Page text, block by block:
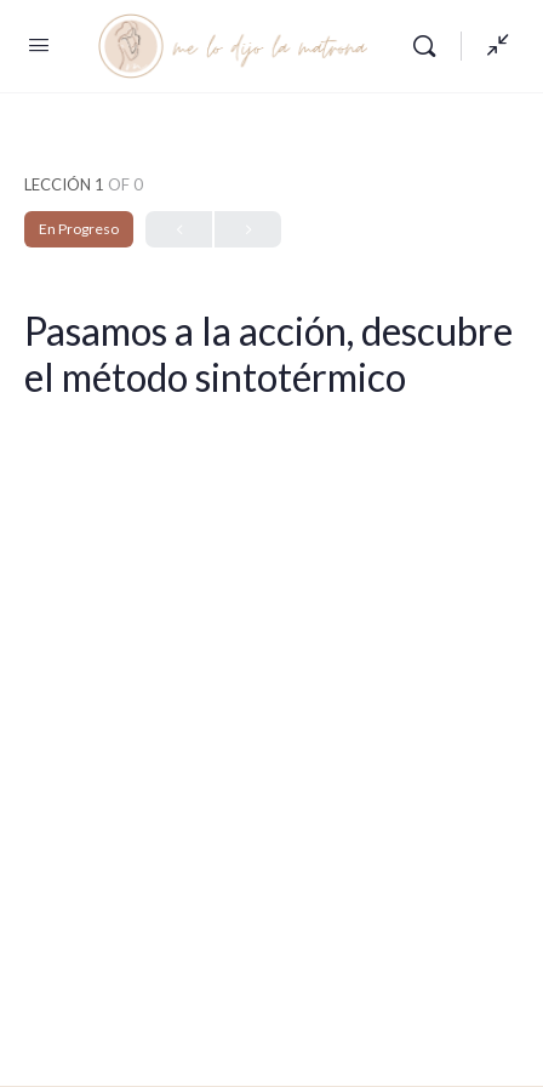
LECCIÓN 1 OF 0
En Progreso
Pasamos a la acción, descubre
el método sintotérmico